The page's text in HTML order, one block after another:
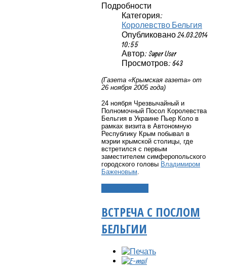
Подробности
Категория:
Королевство Бельгия
Опубликовано 24.03.2014
10:55
Автор: Super User
Просмотров: 643
(Газета «Крымская газета» от
26 ноября 2005 года)
24 ноября Чрезвычайный и
Полномочный Посол Королевства
Бельгия в Украине Пьер Коло в
рамках визита в Автономную
Республику Крым побывал в
мэрии крымской столицы, где
встретился с первым
заместителем симферопольского
городского головы Владимиром
Баженовым
ВСТРЕЧА С ПОСЛОМ
БЕЛЬГИИ